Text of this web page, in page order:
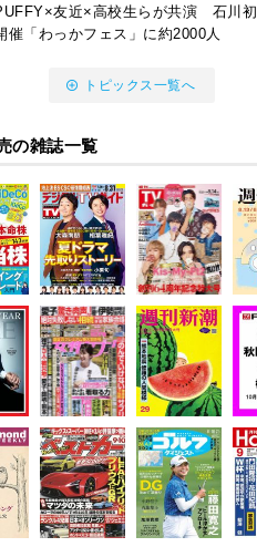
友近×高校生らが共演 石川初
催「わっかフェス」に約2000人
トピックス一覧へ
の雑誌一覧